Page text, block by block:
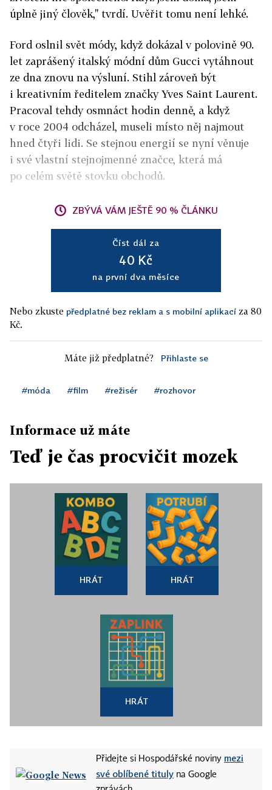
úplně jiný člověk," tvrdí. Uvěřit tomu není lehké.
Ford oslnil svět módy, když dokázal v polovině 90.
let zaprášený italský módní dům Gucci vytáhnout
ze dna znovu na výsluní. Stihl zároveň být
i kreativním ředitelem značky Yves Saint Laurent.
Pracoval tehdy osmnáct hodin denně, a když
v roce 2004 odcházel, museli místo něj najmout
hned čtyři lidi. Se stejnou energií se nyní věnuje
i své vlastní stejnojmenné značce, která má
po celém světě stovku obchodů.
ZBÝVÁ VÁM JEŠTĚ 90 % ČLÁNKU
Číst dál za
40 Kč
na první dva měsíce
Nebo zkuste předplatné bez reklam a s mobilní aplikací za 80
Kč.
Máte již předplatné? Přihlaste se
#móda #film #režisér #rozhovor
Informace už máte
Teď je čas procvičit mozek
HRÁT HRÁT
HRÁT
Přidejte si Hospodářské noviny mezi
své oblíbené tituly na Google